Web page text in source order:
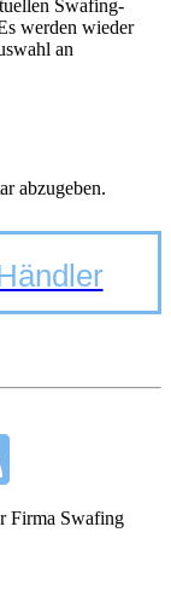
Swafing-
werden wieder
an
abzugeben.
Firma Swafing